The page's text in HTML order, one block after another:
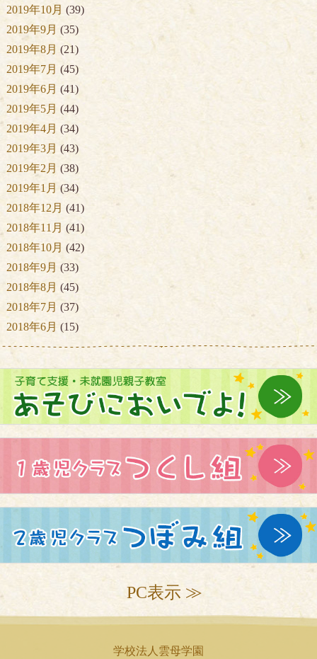
2019年10月 (39)
2019年9月 (35)
2019年8月 (21)
2019年7月 (45)
2019年6月 (41)
2019年5月 (44)
2019年4月 (34)
2019年3月 (43)
2019年2月 (38)
2019年1月 (34)
2018年12月 (41)
2018年11月 (41)
2018年10月 (42)
2018年9月 (33)
2018年8月 (45)
2018年7月 (37)
2018年6月 (15)
PC表示 ≫
学校法人雲母学園